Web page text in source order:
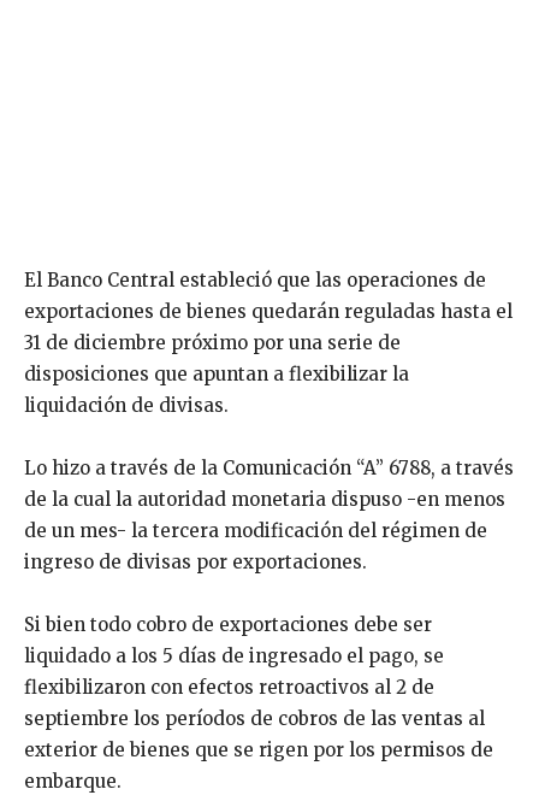
El Banco Central estableció que las operaciones de
exportaciones de bienes quedarán reguladas hasta el
31 de diciembre próximo por una serie de
disposiciones que apuntan a flexibilizar la
liquidación de divisas.
Lo hizo a través de la Comunicación “A” 6788, a través
de la cual la autoridad monetaria dispuso -en menos
de un mes- la tercera modificación del régimen de
ingreso de divisas por exportaciones.
Si bien todo cobro de exportaciones debe ser
liquidado a los 5 días de ingresado el pago, se
flexibilizaron con efectos retroactivos al 2 de
septiembre los períodos de cobros de las ventas al
exterior de bienes que se rigen por los permisos de
embarque.